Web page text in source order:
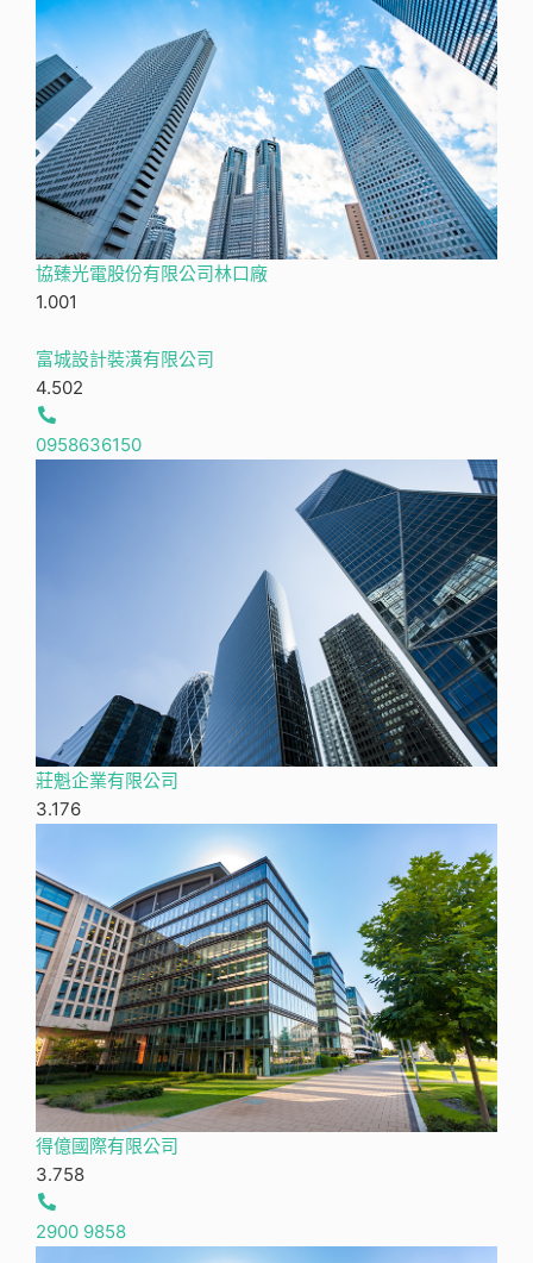
協臻光電股份有限公司林口廠
1.001
富城設計裝潢有限公司
4.502
0958636150
莊魁企業有限公司
3.176
得億國際有限公司
3.758
2900 9858